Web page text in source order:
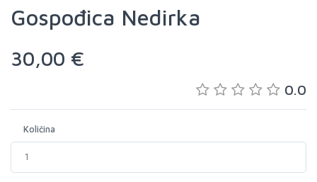
Gospođica Nedirka
30,00 €
0.0
Količina